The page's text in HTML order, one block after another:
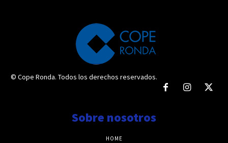
© Cope Ronda. Todos los derechos reservados.
Sobre nosotros
HOME